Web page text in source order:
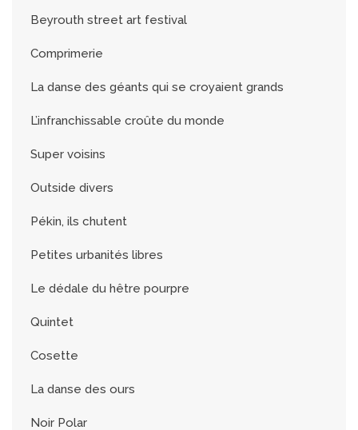
Beyrouth street art festival
Comprimerie
La danse des géants qui se croyaient grands
L’infranchissable croûte du monde
Super voisins
Outside divers
Pékin, ils chutent
Petites urbanités libres
Le dédale du hêtre pourpre
Quintet
Cosette
La danse des ours
Noir Polar